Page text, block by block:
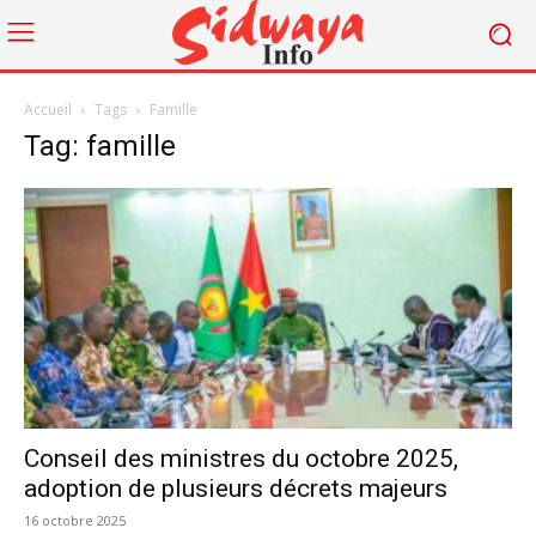
Accueil Tags Famille
Tag: famille
Conseil des ministres du octobre 2025,
adoption de plusieurs décrets majeurs
16 octobre 2025